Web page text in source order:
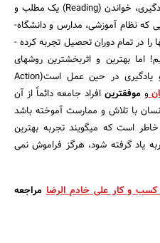
بر اساس این نظریه کم اثرترین روش یادگیری، خواندن (Reading) یک مطلب و
یا شنیدن (Listening) آن است. روشهایی که نظام آموزشی، مدارس و دانشگاه­
های ما بر پایه آنها استوار است و ما آنها را در تمام دوران تحصیل تجربه کرده ­
اما بهترین و اثربخش­ترین روشهای
یادگیری، شروع کردن به انجام کار و یادگیری در حین عمل است(Action
وموفق­ترینافراد جامعه دائماً از آن
با تلاش و ممارست آموخته باشد
است که می­گویند تجربه بهترین
یاد گرفته شود، هرگز فراموش نمی­‌
و کار علی خادم الرضامراجعه